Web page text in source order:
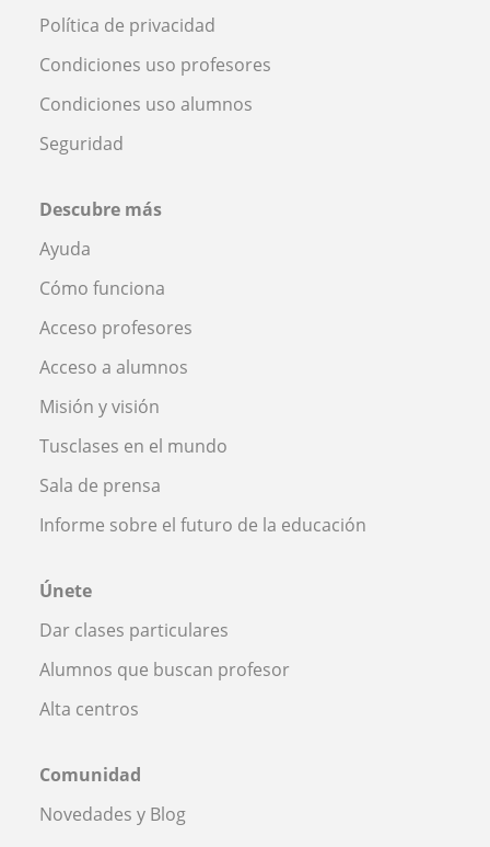
Política de privacidad
Condiciones uso profesores
Condiciones uso alumnos
Seguridad
Descubre más
Ayuda
Cómo funciona
Acceso profesores
Acceso a alumnos
Misión y visión
Tusclases en el mundo
Sala de prensa
Informe sobre el futuro de la educación
Únete
Dar clases particulares
Alumnos que buscan profesor
Alta centros
Comunidad
Novedades y Blog